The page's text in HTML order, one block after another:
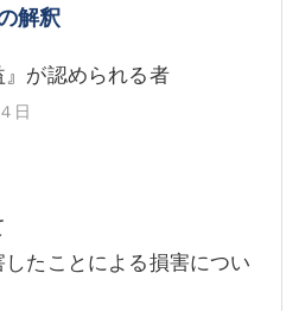
解釈
』が認められる者
日
たことによる損害につい